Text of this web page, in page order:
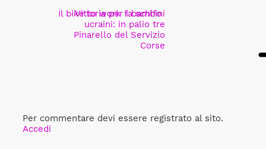
Il bike to work fa schifo
Vittoria per i bambini
ucraini: in palio tre
Pinarello del Servizio
Corse
Per commentare devi essere registrato al sito.
Accedi